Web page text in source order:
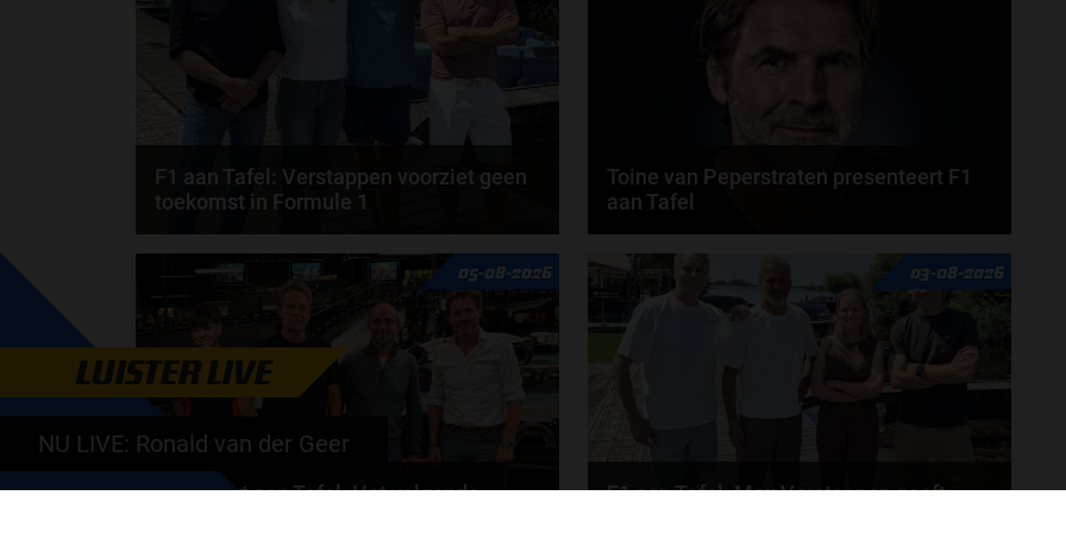
F1 aan Tafel: Verstappen voorziet geen
toekomst in Formule 1
Max Verstappen wil géén Formule 1-team, de FIA en
de motorfabrikanten zaten niet op één lijn en...
de redactie van Grand Prix Radio
Toine van Peperstraten presenteert F1
aan Tafel
Rob van Someren, Beitske Visser en Frans
Verschuur schuiven aan in de nieuwe F1 aan Tafel.
Iedere...
door
05-08-2026
Autosport aan Tafel: Het volgende
03-08-2026
F1 aan Tafel: Max Verstappen geeft
LUISTER LIVE
NU LIVE: Ronald van der Geer